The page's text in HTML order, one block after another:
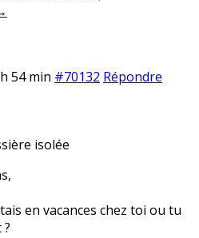
54 min #70132 Répondre
isolée
en vacances chez toi ou tu